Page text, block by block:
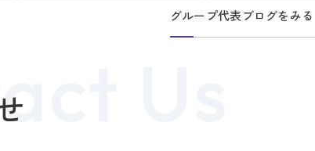
グループ代表ブログをみる